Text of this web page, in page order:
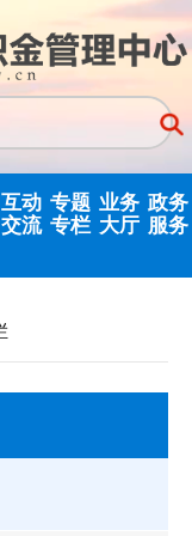
南公告
互动
交流
互动反馈
专题
专栏
纪检监察
业务
大厅
省政务
政务
服务